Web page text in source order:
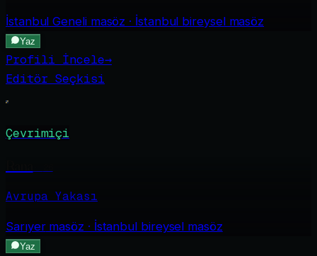
İstanbul Genelimasöz · İstanbul bireysel masöz
Yaz
Profili İncele→
Editör Seçkisi
Çevrimiçi
Avrupa Yakası
Sarıyermasöz · İstanbul bireysel masöz
Yaz